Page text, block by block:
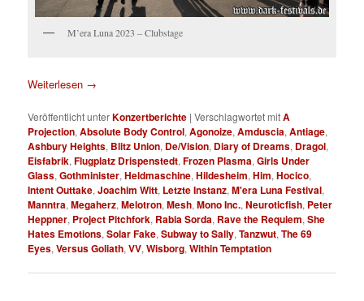
M’era Luna 2023 – Clubstage
Weiterlesen →
Veröffentlicht unterKonzertberichte |Verschlagwortet mitA
Projection,Absolute Body Control,Agonoize,Amduscia,Antiage,
Ashbury Heights, Blitz Union, De/Vision, Diary of Dreams, Dragol,
Eisfabrik,Flugplatz Drispenstedt,Frozen Plasma,Girls Under
Glass,Gothminister,Heldmaschine,Hildesheim,Him,Hocico,
Intent Outtake,Joachim Witt, Letzte Instanz,M'era Luna Festival,
Manntra,Megaherz,Melotron,Mesh,Mono Inc.,Neuroticfish, Peter
Heppner, Project Pitchfork, Rabia Sorda, Rave the Requiem,She
Hates Emotions,Solar Fake,Subway to Sally,Tanzwut,The 69
Eyes,Versus Goliath,VV,Wisborg,Within Temptation